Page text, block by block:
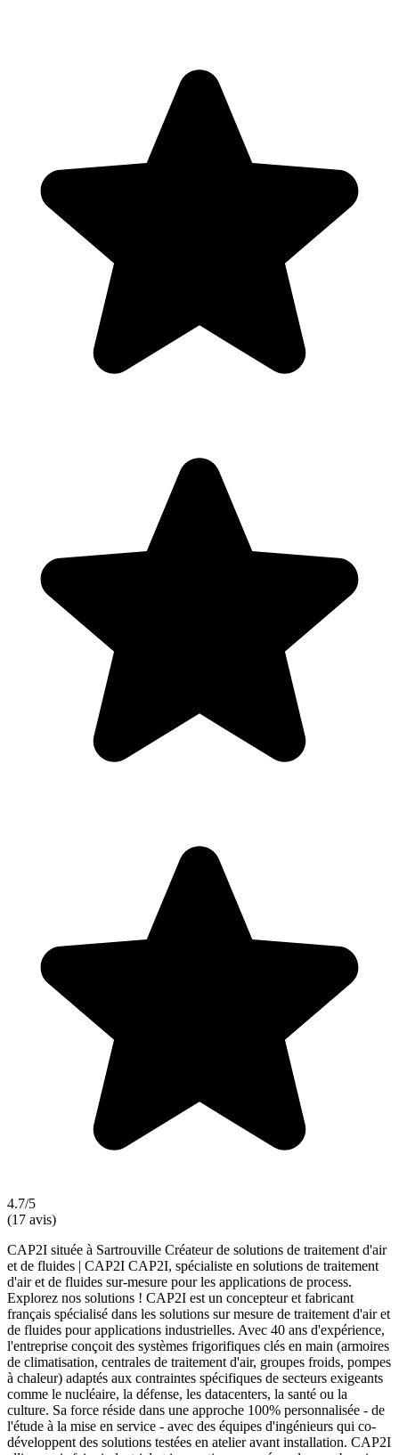
4.7/5
(17 avis)
CAP2I située à Sartrouville Créateur de solutions de traitement d'air
et de fluides | CAP2I CAP2I, spécialiste en solutions de traitement
d'air et de fluides sur-mesure pour les applications de process.
Explorez nos solutions ! CAP2I est un concepteur et fabricant
français spécialisé dans les solutions sur mesure de traitement d'air et
de fluides pour applications industrielles. Avec 40 ans d'expérience,
l'entreprise conçoit des systèmes frigorifiques clés en main (armoires
de climatisation, centrales de traitement d'air, groupes froids, pompes
à chaleur) adaptés aux contraintes spécifiques de secteurs exigeants
comme le nucléaire, la défense, les datacenters, la santé ou la
culture. Sa force réside dans une approche 100% personnalisée - de
l'étude à la mise en service - avec des équipes d'ingénieurs qui co-
développent des solutions testées en atelier avant installation. CAP2I